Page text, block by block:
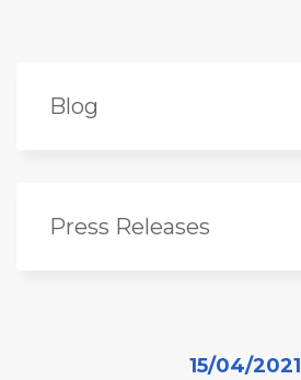
Blog
Press Releases
15/04/2021